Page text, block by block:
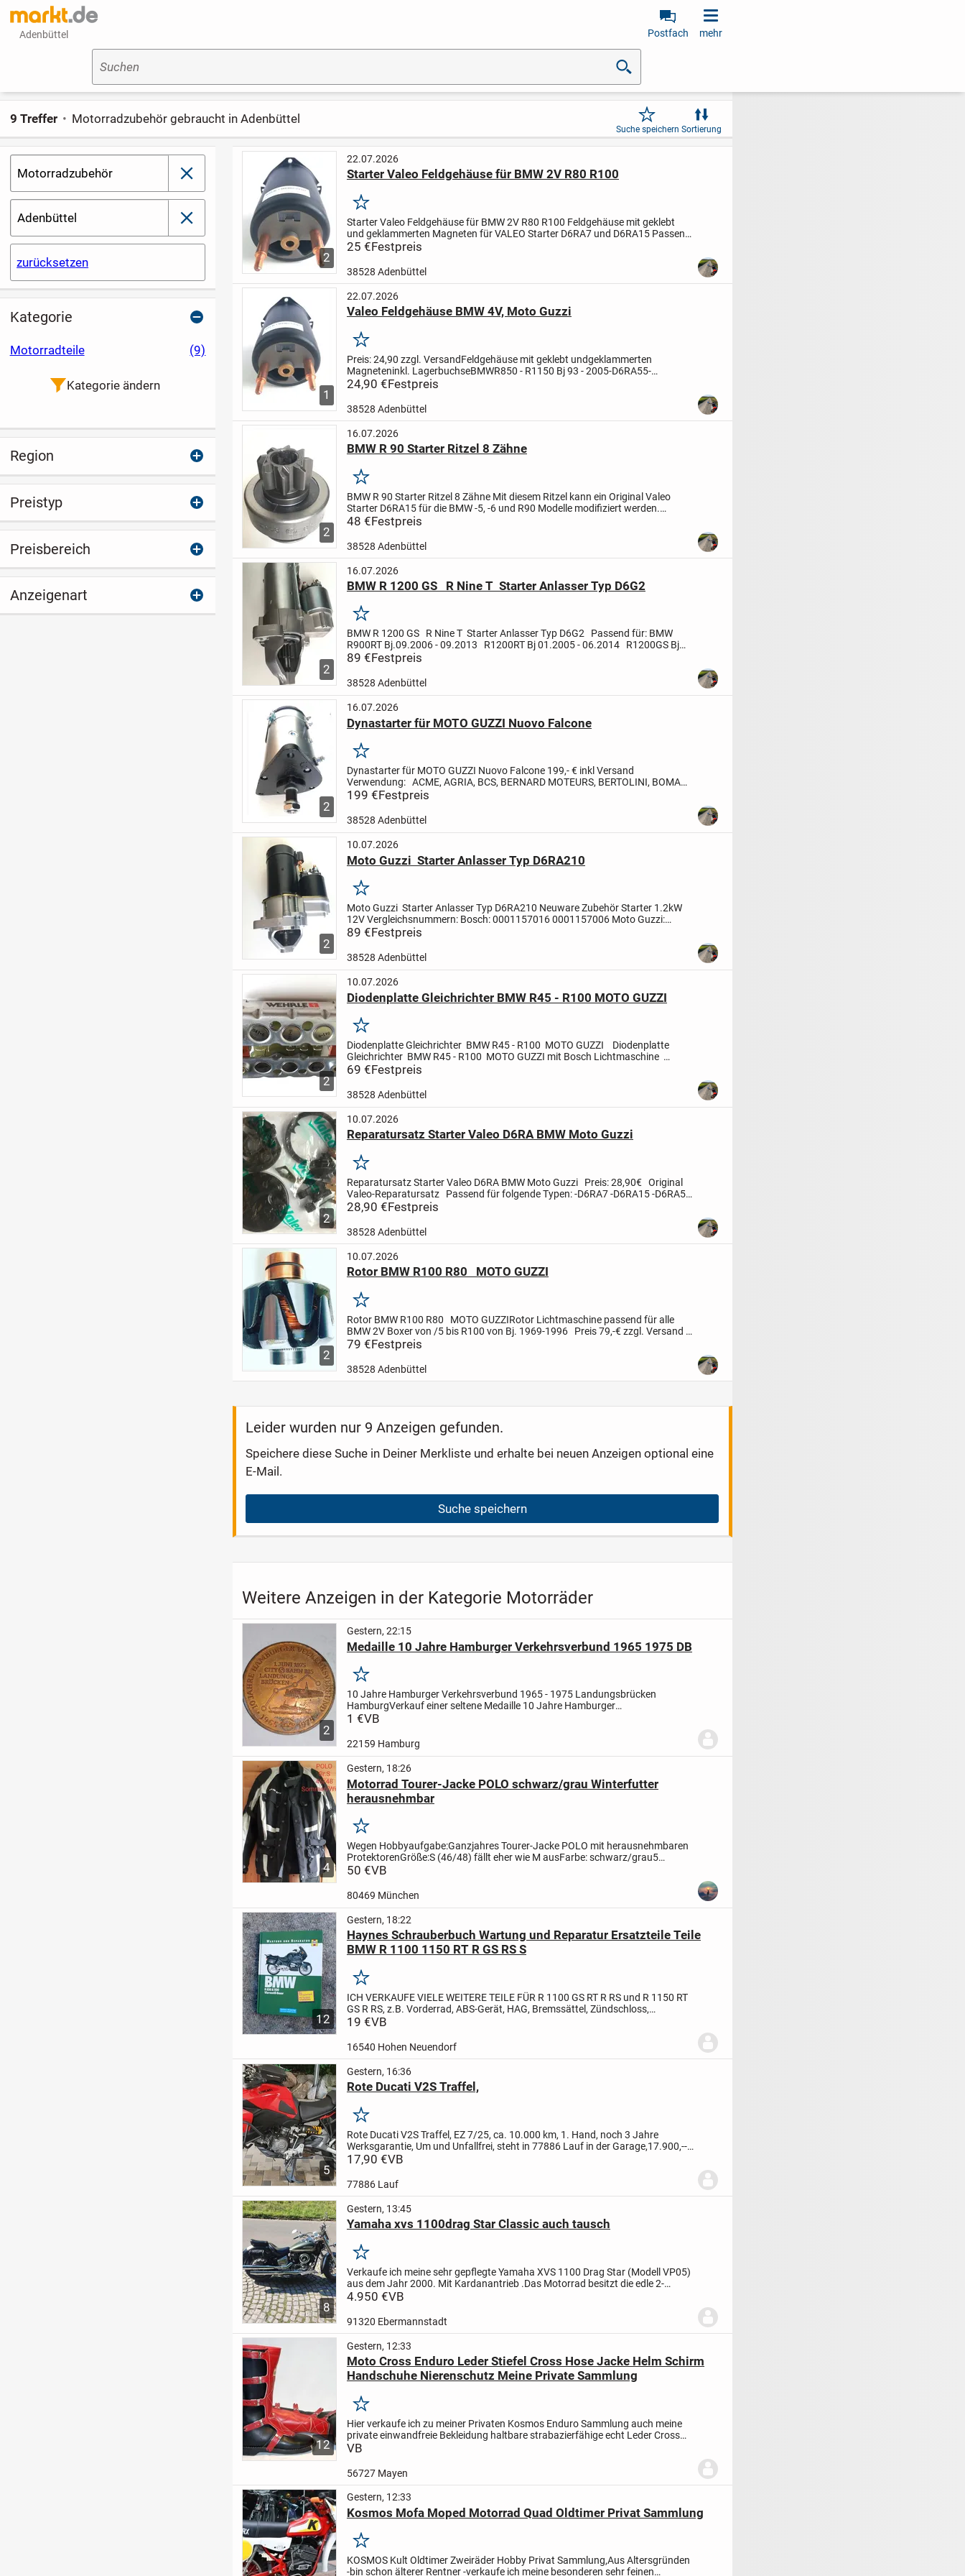
Adenbüttel Postfach mehr
Suchen
Motorradzubehör schließen
Adenbüttel schließen
zurücksetzen
9 Treffer Motorradzubehör gebraucht in Adenbüttel
Suche speichern Sortierung
2
22.07.2026
Starter Valeo Feldgehäuse für BMW 2V R80 R100
Merken
Starter Valeo Feldgehäuse für BMW 2V R80 R100 Feldgehäuse mit geklebt
und geklammerten Magneten für VALEO Starter D6RA7 und D6RA15 Passend
für: BMW 2 Ventiler
25 €Festpreis
38528 Adenbüttel
1
22.07.2026
Valeo Feldgehäuse BMW 4V, Moto Guzzi
Merken
Preis: 24,90 zzgl. VersandFeldgehäuse mit geklebt undgeklammerten
Magneteninkl. LagerbuchseBMWR850 - R1150 Bj 93 - 2005-D6RA55-
D6RA75MOTO GUZZI
24,90 €Festpreis
38528 Adenbüttel
2
16.07.2026
BMW R 90 Starter Ritzel 8 Zähne
Merken
BMW R 90 Starter Ritzel 8 Zähne Mit diesem Ritzel kann ein Original Valeo
Starter D6RA15 für die BMW -5, -6 und R90 Modelle modifiziert werden.
Passend dann bis Baujahr 09.1975 mit 93 Zähne...
48 €Festpreis
38528 Adenbüttel
2
16.07.2026
BMW R 1200 GS R Nine T Starter Anlasser Typ D6G2
Merken
BMW R 1200 GS R Nine T Starter Anlasser Typ D6G2 Passend für: BMW
R900RT Bj.09.2006 - 09.2013 R1200RT Bj 01.2005 - 06.2014 R1200GS Bj
03.2004 - 12.2012
89 €Festpreis
38528 Adenbüttel
2
16.07.2026
Dynastarter für MOTO GUZZI Nuovo Falcone
Merken
Dynastarter für MOTO GUZZI Nuovo Falcone 199,- € inkl Versand
Verwendung: ACME, AGRIA, BCS, BERNARD MOTEURS, BERTOLINI, BOMAG,
BUKH, FERRARI,GOLDONI, GUDBROD, HATZ, INNOCENTI-LEYLAND,...
199 €Festpreis
38528 Adenbüttel
2
10.07.2026
Moto Guzzi Starter Anlasser Typ D6RA210
Merken
Moto Guzzi Starter Anlasser Typ D6RA210 NeuwareZubehör Starter 1.2kW
12VVergleichsnummern: Bosch:00011570160001157006 Moto Guzzi:
3073071030730711
89 €Festpreis
38528 Adenbüttel
2
10.07.2026
Diodenplatte Gleichrichter BMW R45 - R100 MOTO GUZZI
Merken
Diodenplatte Gleichrichter BMW R45 - R100 MOTO GUZZI
Diodenplatte
Gleichrichter BMW R45 - R100 MOTO GUZZI mit Bosch Lichtmaschine
Original WehrleErstausrüster
69 €Festpreis
38528 Adenbüttel
2
10.07.2026
Reparatursatz Starter Valeo D6RA BMW Moto Guzzi
Merken
Reparatursatz Starter Valeo D6RA BMW Moto Guzzi Preis: 28,90€ Original
Valeo-Reparatursatz
Passend für folgende Typen:-D6RA7-D6RA15-D6RA55
-D6RA75-D6RA210
28,90 €Festpreis
38528 Adenbüttel
2
10.07.2026
Rotor BMW R100 R80 MOTO GUZZI
Merken
Rotor BMW R100 R80 MOTO GUZZIRotor Lichtmaschine passend für alle
BMW 2V Boxervon /5 bis R100 von Bj. 1969-1996
Preis 79,-€ zzgl. Versand
Neuteil Passend für:
79 €Festpreis
38528 Adenbüttel
Leider wurden nur 9 Anzeigen gefunden.
Speichere diese Suche in Deiner Merkliste und erhalte bei neuen Anzeigen optional eine
E-Mail.
Suche speichern
Weitere Anzeigen in der Kategorie Motorräder
2
Gestern, 22:15
Medaille 10 Jahre Hamburger Verkehrsverbund 1965 1975 DB
Merken
10 Jahre Hamburger Verkehrsverbund 1965 - 1975 Landungsbrücken
HamburgVerkauf einer seltene Medaille 10 Jahre Hamburger
Verkehrsverbund, Rückseite Freie und Hansestadt Hamburg
1 €VB
22159 Hamburg
4
Gestern, 18:26
Motorrad Tourer-Jacke POLO schwarz/grau Winterfutter
herausnehmbar
Merken
Wegen Hobbyaufgabe:Ganzjahres Tourer-Jacke POLO mit herausnehmbaren
ProtektorenGröße:S (46/48) fällt eher wie M ausFarbe: schwarz/grau5
Taschenwaschbar
50 €VB
80469 München
12
Gestern, 18:22
Haynes Schrauberbuch Wartung und Reparatur Ersatzteile Teile
BMW R 1100 1150 RT R GS RS S
Merken
ICH VERKAUFE VIELE WEITERE TEILE FÜR R 1100 GS RT R RS und R 1150 RT
GS R RS, z.B. Vorderrad, ABS-Gerät, HAG, Bremssättel, Zündschloss,
Tankschloss.... Bei Interesse bitte anfragen!
19 €VB
16540 Hohen Neuendorf
5
Gestern, 16:36
Rote Ducati V2S Traffel,
Merken
Rote Ducati V2S Traffel, EZ 7/25, ca. 10.000 km, 1. Hand, noch 3 Jahre
Werksgarantie, Um und Unfallfrei, steht in 77886 Lauf in der Garage,17.900,--€
VB,
17,90 €VB
77886 Lauf
8
Gestern, 13:45
Yamaha xvs 1100drag Star Classic auch tausch
Merken
Verkaufe ich meine sehr gepflegte Yamaha XVS 1100 Drag Star (Modell VP05)
aus dem Jahr 2000. Mit Kardanantrieb .Das Motorrad besitzt die edle 2-
Farben-Lackierung in Grün/Gold.Die Maschine befindet...
4.950 €VB
91320 Ebermannstadt
12
Gestern, 12:33
Moto Cross Enduro Leder Stiefel Cross Hose Jacke Helm Schirm
Handschuhe Nierenschutz Meine Private Sammlung
Merken
Hier verkaufe ich zu meiner Privaten Kosmos Enduro Sammlung auch meine
private einwandfreie Bekleidung haltbare strabazierfähige echt Leder Cross
Enduro Stiefel Gaerne Hose Biggy T Shirt für...
VB
56727 Mayen
Gestern, 12:33
Kosmos Mofa Moped Motorrad Quad Oldtimer Privat Sammlung
Merken
KOSMOS Kult Oldtimer Zweiräder Hobby Privat Sammlung,Aus Altersgründen
-bin schon älterer Rentner -verkaufe ich meine besonderen sehr feinen
Kategorie
Motorradteile (9)
Kategorie ändern
Region
Preistyp
Preisbereich
Anzeigenart